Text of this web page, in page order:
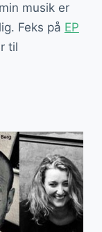
musik er
Feks på EP
til